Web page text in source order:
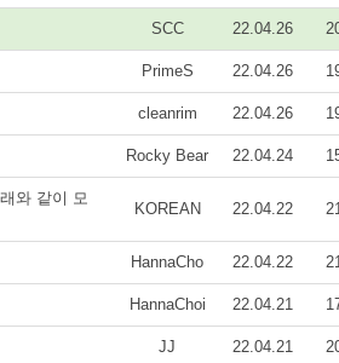
SCC 22.04.26
PrimeS 22.04.26
cleanrim 22.04.26
Rocky Bear 22.04.24
와 같이 모
KOREAN 22.04.22
HannaCho 22.04.22
HannaChoi 22.04.21
JJ 22.04.21